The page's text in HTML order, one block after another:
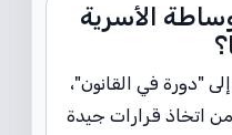
الأسرية
"دورة في القانون"،
اتخاذ قرارات جيدة